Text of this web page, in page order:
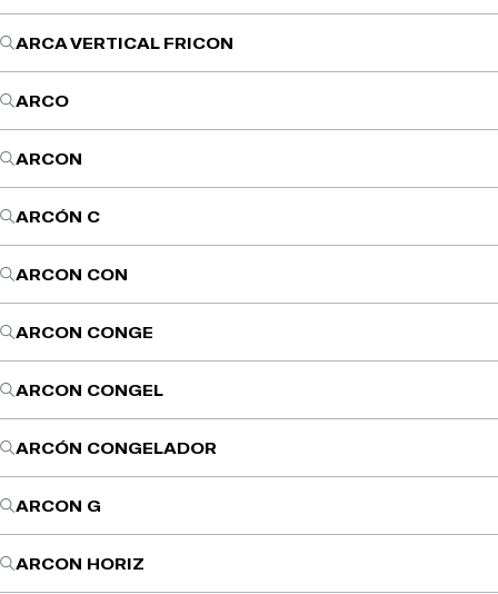
ARCA VERTICAL FRICON
ARCO
ARCON
ARCÓN C
ARCON CON
ARCON CONGE
ARCON CONGEL
ARCÓN CONGELADOR
ARCON G
ARCON HORIZ